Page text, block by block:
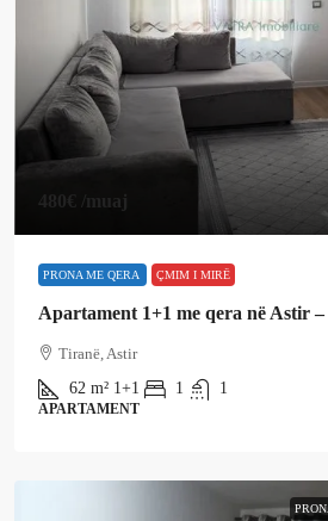
480€ /muaj
PRONA ME QERA ÇMIM I MIRË
Apartament 1+1 me qera në Astir
Tiranë, Astir
62 m² 1+1 1 1
APARTAMENT